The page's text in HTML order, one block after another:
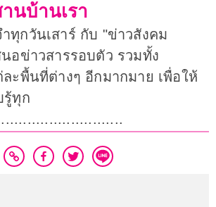
นบ้านเรา
ทุกวันเสาร์ กับ "ข่าวสังคม
อข่าวสารรอบตัว รวมทั้ง
ะพื้นที่ต่างๆ อีกมากมาย เพื่อให้
รู้ทุก